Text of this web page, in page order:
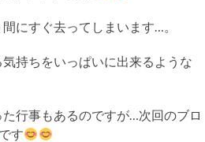
にすぐ去ってしまいます…。
持ちをいっぱいに出来るような
行事もあるのですが…次回のブロ
です